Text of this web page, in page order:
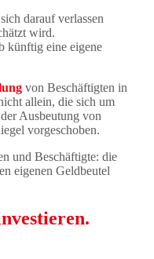
darauf verlassen
wird.
künftig eine eigene
von Beschäftigten in
allein, die sich um
Ausbeutung von
vorgeschoben.
und Beschäftigte: die
eigenen Geldbeutel